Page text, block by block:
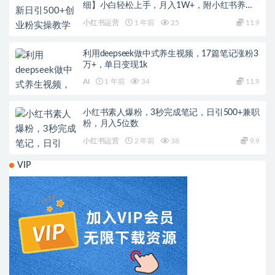
细】小白轻松上手，月入1W+，附小红书养号
小红书运营 1 年前 25 11.9
利用deepseek做中式养生视频，17篇笔记涨粉3
万+，单日变现1k
AI 1 年前 34 11.9
小红书素人爆粉，3秒完成笔记，日引500+兼职
粉，月入5位数
小红书运营 2 年前 38 9.9
VIP